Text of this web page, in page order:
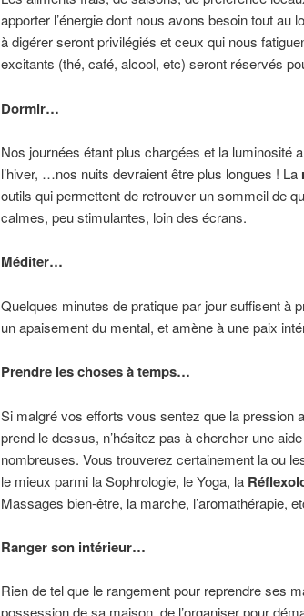
apporter l’énergie dont nous avons besoin tout au
à digérer seront privilégiés et ceux qui nous
excitants (thé, café, alcool, etc) seront réservés
Dormir…
Nos journées étant plus chargées et la luminosité
l’hiver, …nos nuits devraient être plus longues ! La
outils qui permettent de retrouver un sommeil de
calmes, peu stimulantes, loin des écrans.
Méditer…
Quelques minutes de pratique par jour suffisent à
un apaisement du mental, et amène à une paix
Prendre les choses à temps…
Si malgré vos efforts vous sentez que la pression
prend le dessus, n’hésitez pas à chercher une
nombreuses. Vous trouverez certainement la ou
le mieux parmi la Sophrologie, le Yoga, la
Massages bien-être, la marche, l’aromathérapie,
Ranger son intérieur…
Rien de tel que le rangement pour reprendre ses